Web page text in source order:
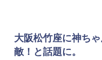
大阪松竹座に神ち
敵！と話題に。